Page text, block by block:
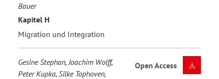
Bauer
Kapitel H
Migration und Integration
Gesine Stephan, Joachim Wolff,
Peter Kupka, Silke Tophoven,
Open Access